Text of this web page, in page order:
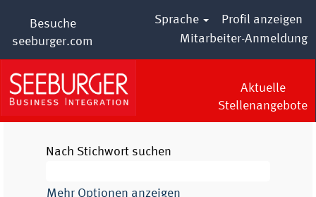
Besuche
seeburger.com
Sprache
Profil anzeigen
Mitarbeiter-Anmeldung
Aktuelle
Stellenangebote
Nach Stichwort suchen
Mehr Optionen anzeigen